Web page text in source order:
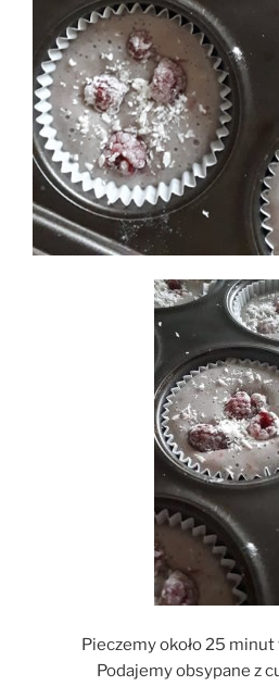
Pieczemy około 25
Podajemy obsypane z